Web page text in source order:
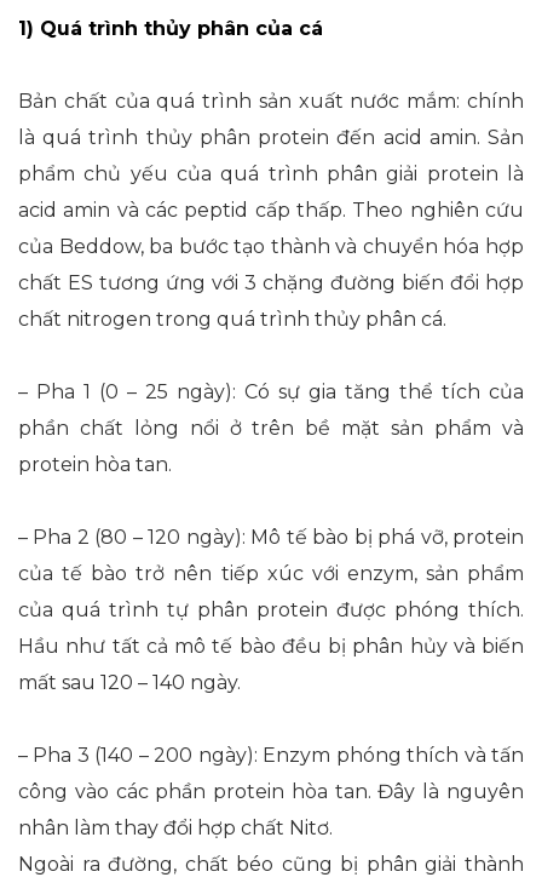
1) Quá trình thủy phân của cá
Bản chất của quá trình sản xuất nước mắm: chính
là quá trình thủy phân protein đến acid amin. Sản
phẩm chủ yếu của quá trình phân giải protein là
acid amin và các peptid cấp thấp. Theo nghiên cứu
của Beddow, ba bước tạo thành và chuyển hóa hợp
chất ES tương ứng với 3 chặng đường biến đổi hợp
chất nitrogen trong quá trình thủy phân cá.
– Pha 1 (0 – 25 ngày): Có sự gia tăng thể tích của
phần chất lỏng nổi ở trên bề mặt sản phẩm và
protein hòa tan.
– Pha 2 (80 – 120 ngày): Mô tế bào bị phá vỡ, protein
của tế bào trở nên tiếp xúc với enzym, sản phẩm
của quá trình tự phân protein được phóng thích.
Hầu như tất cả mô tế bào đều bị phân hủy và biến
mất sau 120 – 140 ngày.
– Pha 3 (140 – 200 ngày): Enzym phóng thích và tấn
công vào các phần protein hòa tan. Đây là nguyên
nhân làm thay đổi hợp chất Nitơ.
Ngoài ra đường, chất béo cũng bị phân giải thành